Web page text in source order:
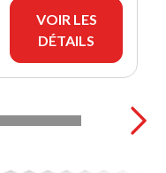
VOIR LES
DÉTAILS